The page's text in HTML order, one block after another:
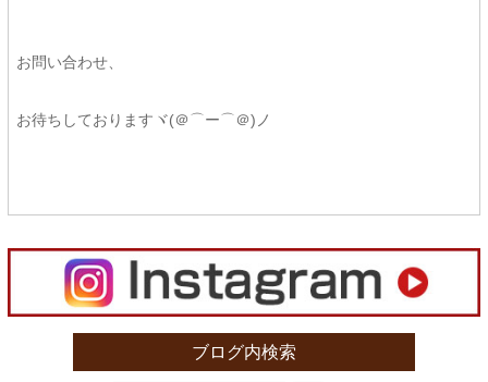
お問い合わせ、
お待ちしておりますヾ(＠⌒ー⌒＠)ノ
ブログ内検索